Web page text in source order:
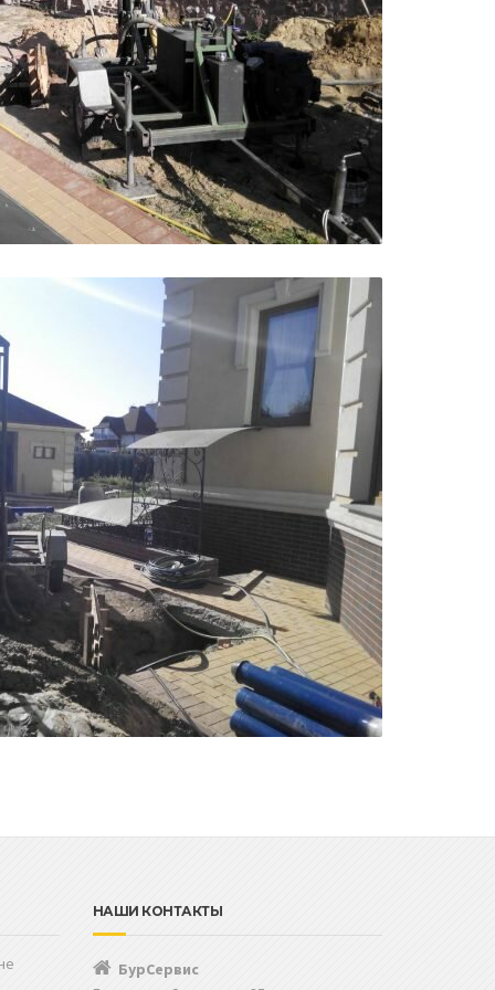
НАШИ КОНТАКТЫ
БурСервис